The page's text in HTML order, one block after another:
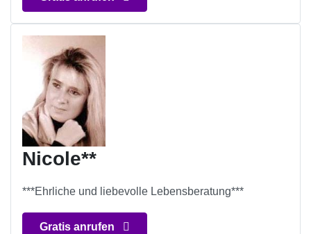
Nicole**
***Ehrliche und liebevolle Lebensberatung***
Gratis anrufen